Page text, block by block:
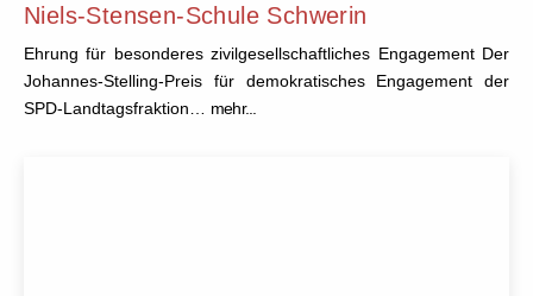
Niels-Stensen-Schule Schwerin
Ehrung für besonderes zivilgesellschaftliches Engagement Der
Johannes-Stelling-Preis für demokratisches Engagement der
SPD-Landtagsfraktion… mehr...